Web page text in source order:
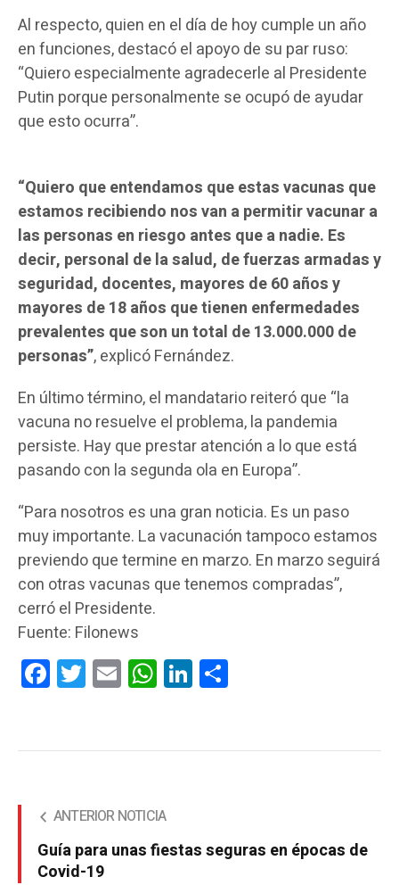
Al respecto, quien en el día de hoy cumple un año
en funciones, destacó el apoyo de su par ruso:
“Quiero especialmente agradecerle al Presidente
Putin porque personalmente se ocupó de ayudar
que esto ocurra”.
“Quiero que entendamos que estas vacunas que
estamos recibiendo nos van a permitir vacunar a
las personas en riesgo antes que a nadie. Es
decir, personal de la salud, de fuerzas armadas y
seguridad, docentes, mayores de 60 años y
mayores de 18 años que tienen enfermedades
prevalentes que son un total de 13.000.000 de
personas”, explicó Fernández.
En último término, el mandatario reiteró que “la
vacuna no resuelve el problema, la pandemia
persiste. Hay que prestar atención a lo que está
pasando con la segunda ola en Europa”.
“Para nosotros es una gran noticia. Es un paso
muy importante. La vacunación tampoco estamos
previendo que termine en marzo. En marzo seguirá
con otras vacunas que tenemos compradas”,
cerró el Presidente.
Fuente: Filonews
FacebookTwitterEmail WhatsAppLinkedIn
ANTERIOR NOTICIA
Guía para unas fiestas seguras en épocas de
Covid-19